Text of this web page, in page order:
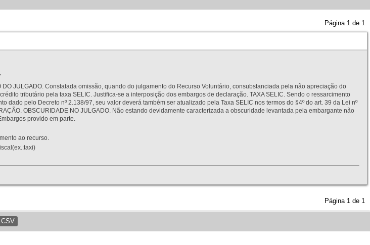
Página 1 de 1
DO JULGADO. Constatada omissão, quando do julgamento do Recurso Voluntário, consubstanciada pela não apreciação do
tributário pela taxa SELIC. Justifica-se a interposição dos embargos de declaração. TAXA SELIC. Sendo o ressarcimento
dado pelo Decreto nº 2.138/97, seu valor deverá também ser atualizado pela Taxa SELIC nos termos do §4º do art. 39 da Lei nº
OBSCURIDADE NO JULGADO. Não estando devidamente caracterizada a obscuridade levantada pela embargante não
provido em parte.
ao recurso.
Página 1 de 1